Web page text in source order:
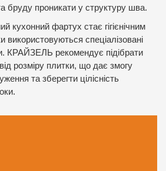
бруду проникати у структуру шва.
кухонний фартух стає гігієнічним
використовуються спеціалізовані
КРАЙЗЕЛЬ рекомендує підібрати
розміру плитки, що дає змогу
та зберегти цілісність